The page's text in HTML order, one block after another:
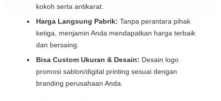
kokoh serta antikarat.
Harga Langsung Pabrik: Tanpa perantara pihak
ketiga, menjamin Anda mendapatkan harga terbaik
dan bersaing.
Bisa Custom Ukuran & Desain: Desain logo
promosi sablon/digital printing sesuai dengan
branding perusahaan Anda.